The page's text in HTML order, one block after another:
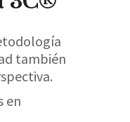
también
en